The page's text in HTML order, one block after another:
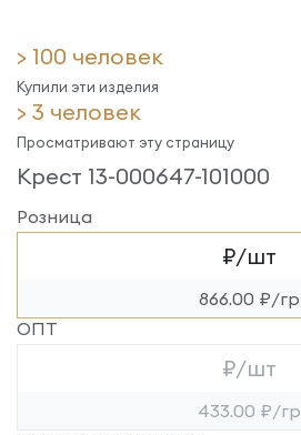
> 100 человек
Купили эти изделия
> 3 человек
Просматривают эту страницу
Крест 13-000647-101000
Розница
₽/шт
866.00 ₽/гр
ОПТ
₽/шт
433.00 ₽/гр